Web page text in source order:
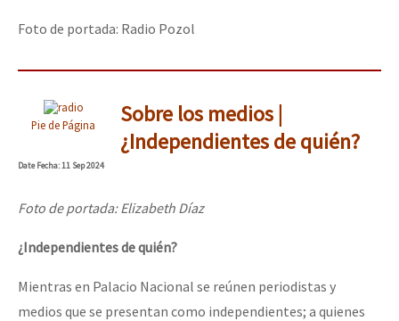
Foto de portada: Radio Pozol
Pie de Página
Sobre los medios |
¿Independientes de quién?
DateFecha: 11 Sep 2024
Foto de portada: Elizabeth Díaz
¿Independientes de quién?
Mientras en Palacio Nacional se reúnen periodistas y
medios que se presentan como independientes; a quienes